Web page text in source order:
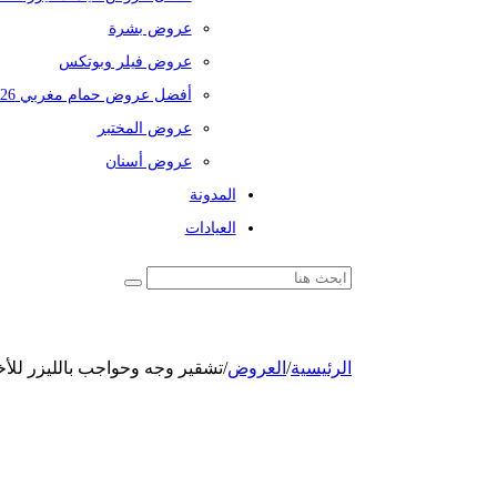
عروض بشرة
عروض فيلر وبوتكس
أفضل عروض حمام مغربي 2026
عروض المختبر
عروض أسنان
المدونة
العيادات
الرئيسية/ العروض/تشقير وجه وحواجب بالليزر